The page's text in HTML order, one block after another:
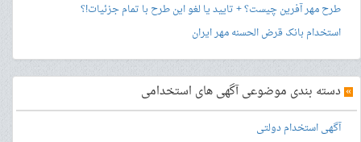
طرح مهر آفرین چیست؟ + تایید یا لغو این طرح با تمام جزئیات!؟
استخدام بانک قرض الحسنه مهر ایران
» دسته بندی موضوعی آگهی های استخدامی
آگهی استخدام دولتی